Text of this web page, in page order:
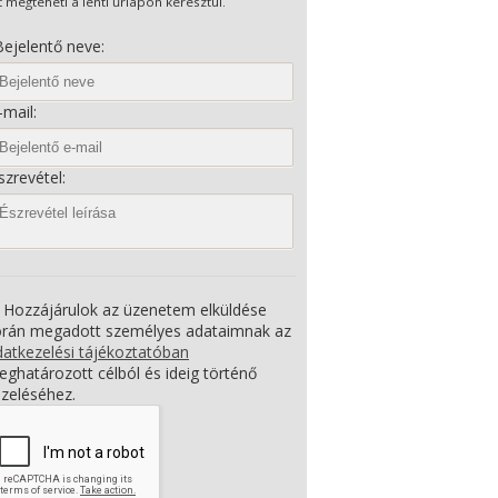
neve:
mail:
Hozzájárulok az üzenetem elküldése
megadott személyes adataimnak az
tájékoztatóban
célból és ideig történő